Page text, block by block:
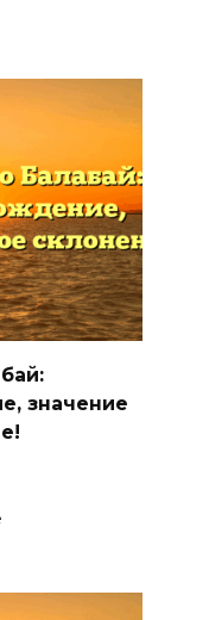
значение